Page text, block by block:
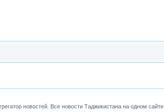
новостей. Все новости Таджикистана на одном сайте.